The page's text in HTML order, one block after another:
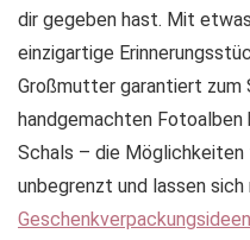
dir gegeben hast. Mit
einzigartige
Großmutter garantiert zum
handgemachten
Schals – die Möglichkeiten
unbegrenzt und lassen sich
Geschenkverpackungsideen